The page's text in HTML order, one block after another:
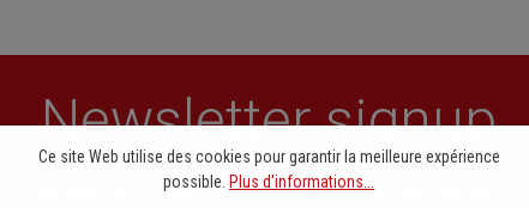
Newsletter signup
Our newsletter keeps you on beat. Discover new releases,
Ce site Web utilise des cookies pour garantir la meilleure expérience
possible. Plus d'informations...